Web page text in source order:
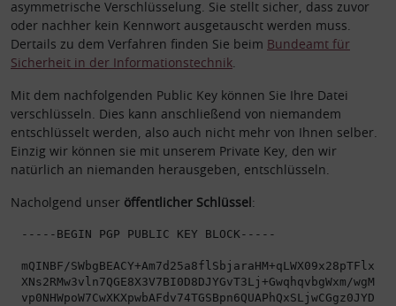
asymmetrische Verschlüsselung. Sie stellt sicher, dass zuvor
oder nachher kein Kennwort ausgetauscht werden muss.
Dertails zu dem Verfahren finden Sie beim Bundeamt für
Sicherheit in der Informationstechnik.
Mit dem nachfolgenden Public Key können Sie Ihre Datei
verschlüsseln. Dies kann anschließend von niemandem
entschlüsselt werden, also auch nicht mehr von Ihnen selber.
Einzig wir können sie mit unserem Private Key, den wir
natürlich an niemanden herausgeben, entschlüsseln.
Nacholgend unser öffentlicher Schlüssel :
-----BEGIN PGP PUBLIC KEY BLOCK-----
mQINBF/
XNs2RMw3vln7QGE8X3V7BI0D8DJYGvT3Lj+GwqhqvbgWxm/